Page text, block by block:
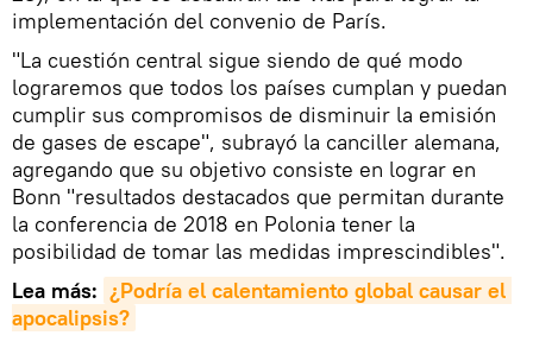
implementación del convenio de París.
"La cuestión central sigue siendo de qué modo
lograremos que todos los países cumplan y puedan
cumplir sus compromisos de disminuir la emisión
de gases de escape", subrayó la canciller alemana,
agregando que su objetivo consiste en lograr en
Bonn "resultados destacados que permitan durante
la conferencia de 2018 en Polonia tener la
posibilidad de tomar las medidas imprescindibles".
Lea más: ¿Podría el calentamiento global causar el
apocalipsis?